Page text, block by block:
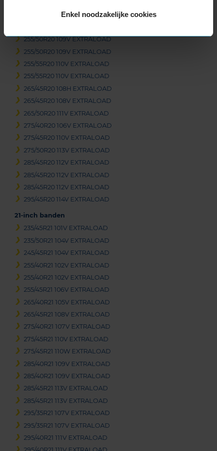
Enkel noodzakelijke cookies
255/45R20 105V EXTRALOAD
255/50R20 109V EXTRALOAD
255/50R20 109V EXTRALOAD
255/55R20 110V EXTRALOAD
255/55R20 110V EXTRALOAD
265/45R20 108H EXTRALOAD
265/45R20 108V EXTRALOAD
265/50R20 111V EXTRALOAD
275/40R20 106V EXTRALOAD
275/45R20 110V EXTRALOAD
275/50R20 113V EXTRALOAD
285/45R20 112V EXTRALOAD
285/45R20 112V EXTRALOAD
285/45R20 112V EXTRALOAD
295/45R20 114V EXTRALOAD
21-inch banden
235/45R21 101V EXTRALOAD
235/50R21 104V EXTRALOAD
245/45R21 104V EXTRALOAD
255/40R21 102V EXTRALOAD
255/40R21 102V EXTRALOAD
255/45R21 106V EXTRALOAD
265/40R21 105V EXTRALOAD
265/45R21 108V EXTRALOAD
275/40R21 107V EXTRALOAD
275/45R21 110V EXTRALOAD
275/45R21 110W EXTRALOAD
285/40R21 109V EXTRALOAD
285/40R21 109V EXTRALOAD
285/45R21 113V EXTRALOAD
285/45R21 113V EXTRALOAD
295/35R21 107V EXTRALOAD
295/35R21 107V EXTRALOAD
295/40R21 111V EXTRALOAD